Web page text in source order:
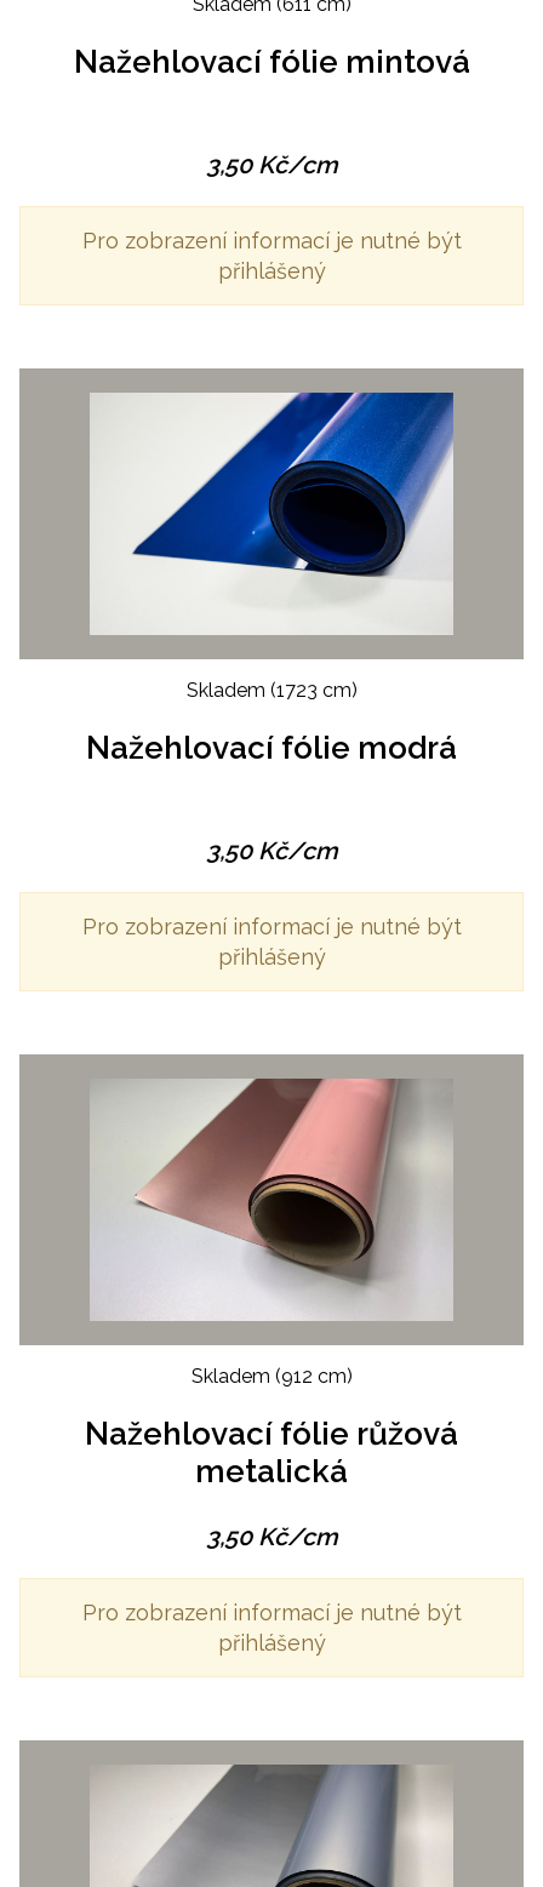
Nažehlovací fólie mintová
3,50Kč/cm
Pro zobrazení informací je nutné být
přihlášený
Skladem (1723 cm)
Nažehlovací fólie modrá
3,50Kč/cm
Pro zobrazení informací je nutné být
přihlášený
Skladem (912 cm)
Nažehlovací fólie růžová
metalická
3,50Kč/cm
Pro zobrazení informací je nutné být
přihlášený